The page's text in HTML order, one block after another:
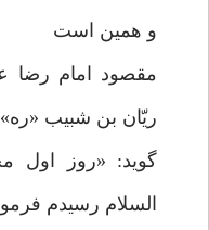
و همين است
مقصود امام رضا
ريّان بن شبيب «ره»
گويد: «روز اول
السلام رسيدم